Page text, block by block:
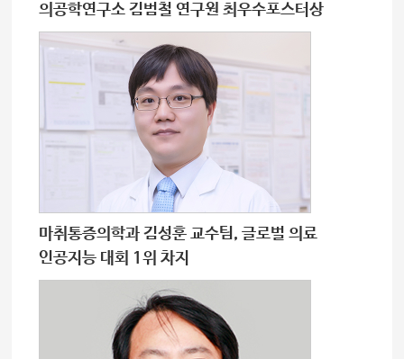
의공학연구소 김범철 연구원 최우수포스터상
마취통증의학과 김성훈 교수팀, 글로벌 의료
인공지능 대회 1위 차지